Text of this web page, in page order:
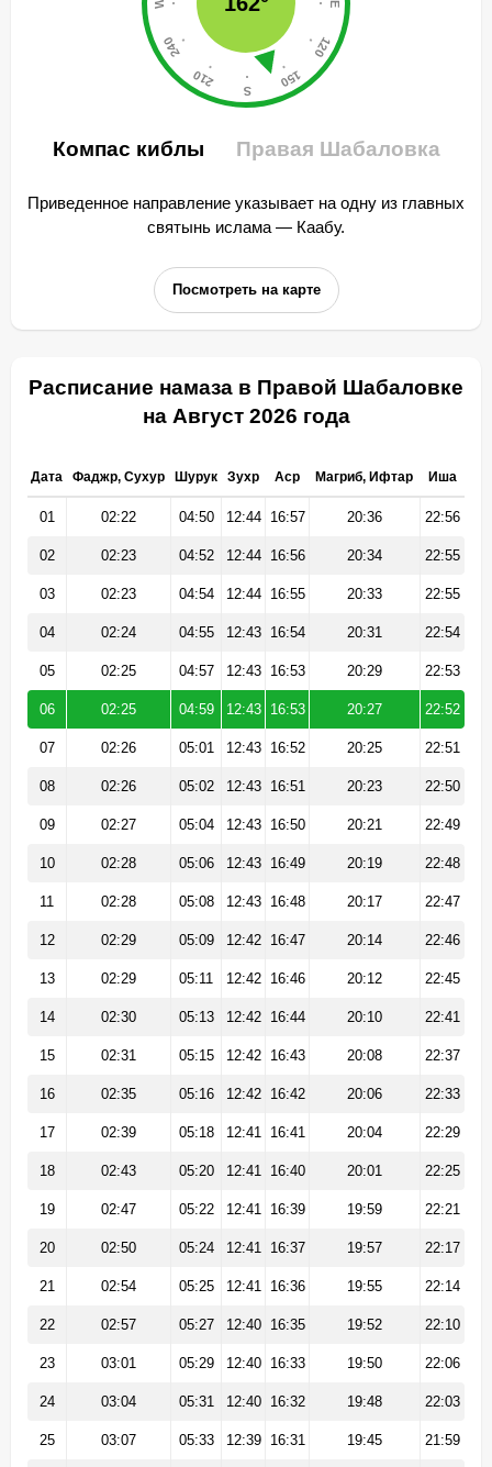
Компас киблы Правая Шабаловка
Приведенное направление указывает на одну из главных
святынь ислама — Каабу.
Посмотреть на карте
Расписание намаза в Правой Шабаловке
на Август 2026 года
Дата Фаджр, Сухур Шурук Зухр Аср Магриб, Ифтар Иша
01 02:22 04:50 12:44 16:57 20:36 22:56
02 02:23 04:52 12:44 16:56 20:34 22:55
03 02:23 04:54 12:44 16:55 20:33 22:55
04 02:24 04:55 12:43 16:54 20:31 22:54
05 02:25 04:57 12:43 16:53 20:29 22:53
06 02:25 04:59 12:43 16:53 20:27 22:52
07 02:26 05:01 12:43 16:52 20:25 22:51
08 02:26 05:02 12:43 16:51 20:23 22:50
09 02:27 05:04 12:43 16:50 20:21 22:49
10 02:28 05:06 12:43 16:49 20:19 22:48
11 02:28 05:08 12:43 16:48 20:17 22:47
12 02:29 05:09 12:42 16:47 20:14 22:46
13 02:29 05:11 12:42 16:46 20:12 22:45
14 02:30 05:13 12:42 16:44 20:10 22:41
15 02:31 05:15 12:42 16:43 20:08 22:37
16 02:35 05:16 12:42 16:42 20:06 22:33
17 02:39 05:18 12:41 16:41 20:04 22:29
18 02:43 05:20 12:41 16:40 20:01 22:25
19 02:47 05:22 12:41 16:39 19:59 22:21
20 02:50 05:24 12:41 16:37 19:57 22:17
21 02:54 05:25 12:41 16:36 19:55 22:14
22 02:57 05:27 12:40 16:35 19:52 22:10
23 03:01 05:29 12:40 16:33 19:50 22:06
24 03:04 05:31 12:40 16:32 19:48 22:03
25 03:07 05:33 12:39 16:31 19:45 21:59